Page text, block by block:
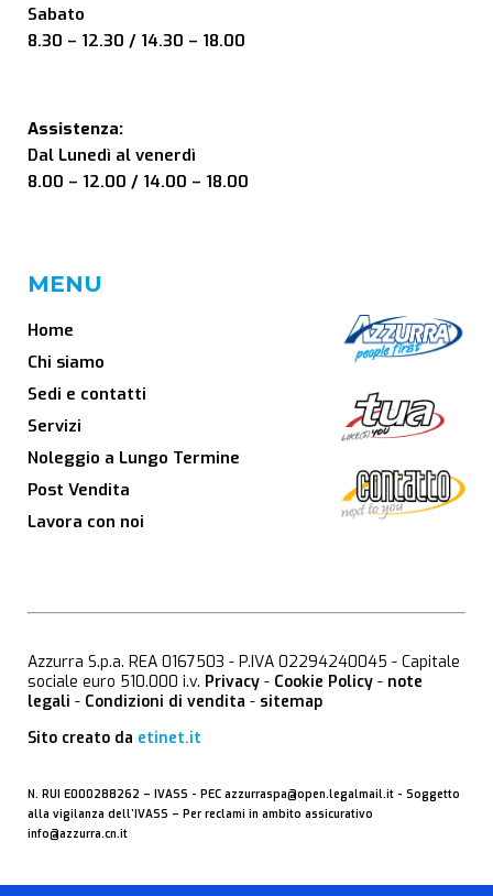
Sabato
8.30 – 12.30 / 14.30 – 18.00
Assistenza:
Dal Lunedì al venerdì
8.00 – 12.00 / 14.00 – 18.00
MENU
Home
Chi siamo
Sedi e contatti
Servizi
Noleggio a Lungo Termine
Post Vendita
Lavora con noi
Azzurra S.p.a. REA 0167503 - P.IVA 02294240045 - Capitale
sociale euro 510.000 i.v. Privacy - Cookie Policy - note
legali - Condizioni di vendita - sitemap
Sito creato da etinet.it
N. RUI E000288262 – IVASS - PEC azzurraspa@open.legalmail.it - Soggetto
alla vigilanza dell’IVASS – Per reclami in ambito assicurativo
info@azzurra.cn.it